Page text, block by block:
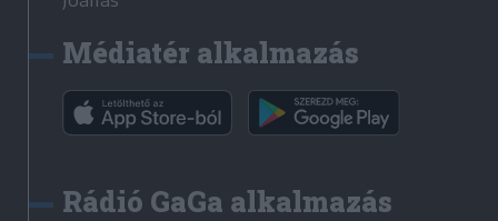
Médiatér alkalmazás
Rádió GaGa alkalmazás